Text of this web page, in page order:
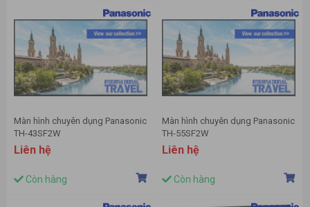
Màn hình chuyên dụng Panasonic
TH-43SF2W
Liên hệ
Còn hàng
Màn hình chuyên dụng Panasonic
TH-55SF2W
Liên hệ
Còn hàng